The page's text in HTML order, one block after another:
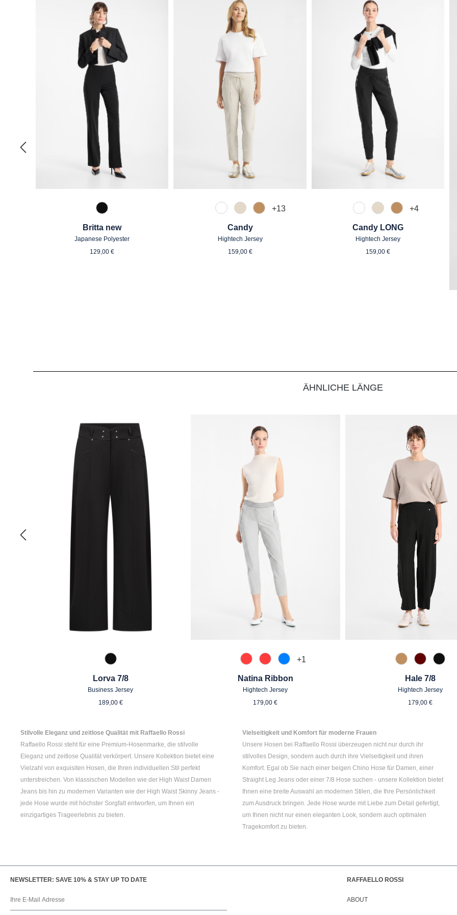
990 Schwarz
Britta new
Japanese Polyester
Regulärer Preis:
129,00 €
110 Weiß
340 Kalk375 Warm Taupe
+13
Candy
Hightech Jersey
Regulärer Preis:
159,00 €
110 Weiß
340 Kalk375 Warm Taupe
+4
Candy LONG
Hightech Jersey
Regulärer Preis:
159,00 €
ÄHNLICHE LÄNGE
990 Schwarz
Lorva 7/8
Business Jersey
Regulärer Preis:
189,00 €
465 Koralle
545 Flamingo
870 Azur
+1
Natina Ribbon
Hightech Jersey
Regulärer Preis:
179,00 €
375 Warm
588 990
Hale 7/8
Hightech Jersey
Regulärer
179,00 €
Stilvolle Eleganz und zeitlose Qualität mit Raffaello Rossi
Raffaello Rossi steht für eine Premium-Hosenmarke, die stilvolle
Eleganz und zeitlose Qualität verkörpert. Unsere Kollektion bietet eine
Vielzahl von exquisiten Hosen, die Ihren individuellen Stil perfekt
unterstreichen. Von klassischen Modellen wie der High Waist Damen
Jeans bis hin zu modernen Varianten wie der High Waist Skinny Jeans -
jede Hose wurde mit höchster Sorgfalt entworfen, um Ihnen ein
einzigartiges Trageerlebnis zu bieten.
Vielseitigkeit und Komfort für moderne Frauen
Unsere Hosen bei Raffaello Rossi überzeugen nicht nur durch ihr
stilvolles Design, sondern auch durch ihre Vielseitigkeit und ihren
Komfort. Egal ob Sie nach einer beigen Chino Hose für Damen, einer
Straight Leg Jeansoder einer 7/8 Hose suchen - unsere Kollektion bietet
Ihnen eine breite Auswahl an modernen Stilen, die Ihre Persönlichkeit
zum Ausdruck bringen. Jede Hose wurde mit Liebe zum Detail gefertigt,
um Ihnen nicht nur einen eleganten Look, sondern auch optimalen
Tragekomfort zu bieten.
NEWSLETTER: SAVE 10% & STAY UP TO DATE RAFFAELLO ROSSI
ABOUT